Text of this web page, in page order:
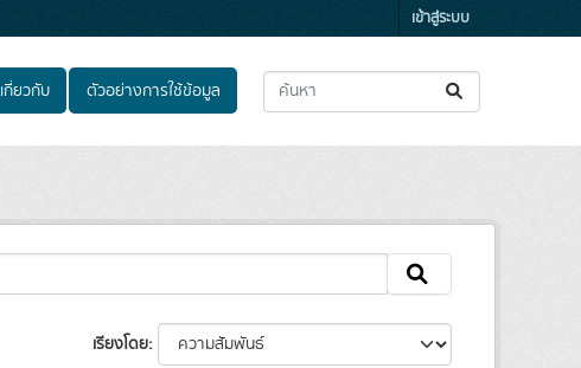
เข้าสู่ระบบ
เกี่ยวกับ ตัวอย่างการใช้ข้อมูล
เรียงโดย